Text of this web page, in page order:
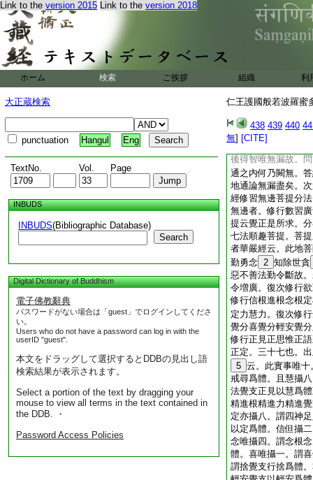
Link to the version 2015 Link to the version 2018
ホーム 検索 ご挨拶 組織 利
大正蔵検索
punctuation Hangul Eng
TextNo. Vol. Page
INBUDS
INBUDS(Bibliographic Database)
Search
Digital Dictionary of Buddhism
電子佛教辭典
パスワードがない場合は「guest」でログインしてくださ
い。
Users who do not have a password can log in with the
userID "guest".
本文をドラッグして選択するとDDBの見出し語
検索結果が表示されます。
Select a portion of the text by dragging your
mouse to view all terms in the text contained in
the DDB. ・
Password Access Policies
仁王護國般若波羅蜜
438 439 440
無] [CITE]
通。五宿住隨念智
謂憶前念漸次逆觀
加行滿。根本成時
類身種種事業名爲
之五通解脱道攝。
體。謂法･類･道･世
故。所依地者於無
止觀均地。
五通皆以定慧二法
後得智唯無漏故。
通之内何乃闕無。
地通論無漏盡矣。
經修習無邊菩提分
無邊者。修行數習
提云覺正是所求。
七法順趣菩提。菩
者華嚴經云。此地
勤勇念 2 知除世貪
惡不善法勤令斷故
令増廣。復次修行
修行信根進根念根
定力慧力。復次修
覺分喜覺分輕安覺
修行正見正思惟正
正定。三十七也。
5 云。此實事唯
戒尋爲體。且慧攝
法覺支正見以慧爲
精進根精進力精進
定亦攝八。謂四神
以定爲體。信但攝
念唯攝四。謂念根
體。喜唯攝一。謂
謂捨覺支行捨爲體